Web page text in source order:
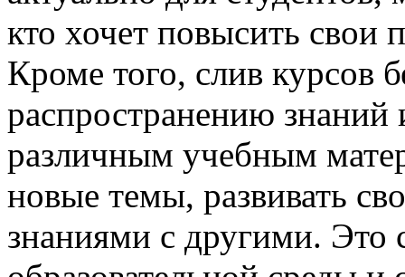
кто хочет повысить свои
Кроме того, слив курсов
распространению знаний
различным учебным
новые темы, развивать
знаниями с другими. Это